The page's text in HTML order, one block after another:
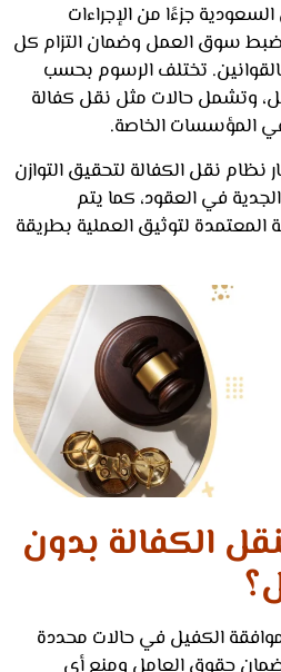
جزءًا من الإجراءات
العمل وضمان التزام كل
تختلف الرسوم بحسب
حالات مثل نقل كفالة
الخاصة.
الكفالة لتحقيق التوازن
في العقود، كما يتم
لتوثيق العملية بطريقة
بدون
الكفيل في حالات محددة